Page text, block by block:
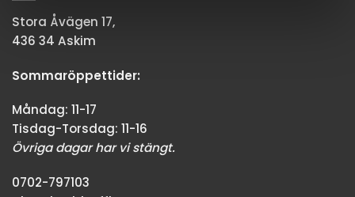
Stora Åvägen 17,
436 34 Askim
Sommaröppettider:
Måndag: 11-17
Tisdag-Torsdag: 11-16
Övriga dagar har vi stängt.
0702-797103